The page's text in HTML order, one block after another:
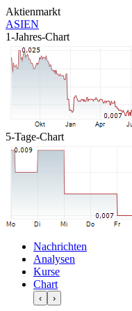
Aktienmarkt
ASIEN
1-Jahres-Chart
5-Tage-Chart
Nachrichten
Analysen
Kurse
Chart
‹ ›